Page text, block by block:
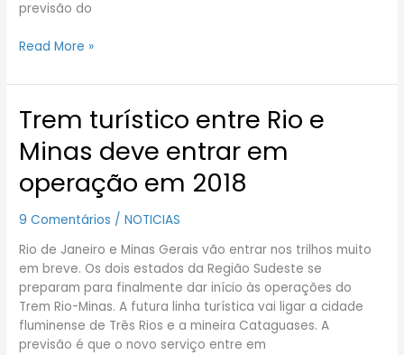
previsão do
Read More »
Trem turístico entre Rio e
Minas deve entrar em
operação em 2018
9 Comentários /NOTICIAS
Rio de Janeiro e Minas Gerais vão entrar nos trilhos muito
em breve. Os dois estados da Região Sudeste se
preparam para finalmente dar início às operações do
Trem Rio-Minas. A futura linha turística vai ligar a cidade
fluminense de Três Rios e a mineira Cataguases. A
previsão é que o novo serviço entre em
Trem
turístico
entre
e
deve
entrar
em
operação
em
2018